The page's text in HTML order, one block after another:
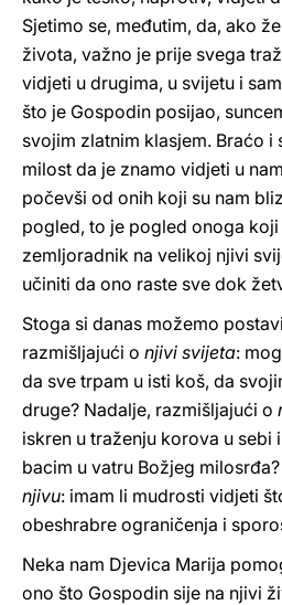
Sjetimo se, međutim, da, ako
života, važno je prije svega
vidjeti u drugima, u svijetu i
što je Gospodin posijao,
svojim zlatnim klasjem. Braćo i
milost da je znamo vidjeti u
počevši od onih koji su nam
pogled, to je pogled onoga koji
zemljoradnik na velikoj njivi
učiniti da ono raste sve dok
Stoga si danas možemo
razmišljajući o njivi svijeta:
da sve trpam u isti koš, da
druge? Nadalje, razmišljajući o
iskren u traženju korova u sebi
bacim u vatru Božjeg
njivu: imam li mudrosti vidjeti
obeshrabre ograničenja i
Neka nam Djevica Marija
ono što Gospodin sije na njivi